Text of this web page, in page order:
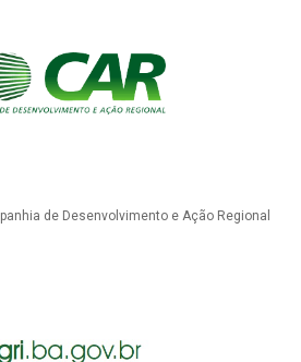
de Desenvolvimento e Ação Regional